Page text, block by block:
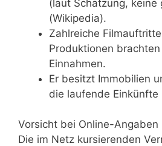
(laut Schätzung, keine
(Wikipedia).
Zahlreiche
Produktionen
Einnahmen.
Er besitzt Immobilien
die laufende Einkünfte
Vorsicht bei Online-Angaben
Die im Netz kursierenden